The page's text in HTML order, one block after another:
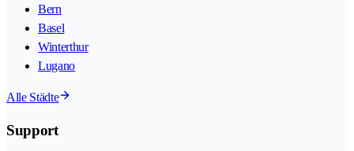
Bern
Basel
Winterthur
Lugano
Alle Städte
Support